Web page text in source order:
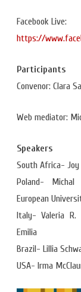
Facebook Live:
https://
Participants
Convenor: Clara
Web mediator:
Speakers
South Africa-
Poland- Michal
European
Italy- Valeria R.
Emilia
Brazil- Lillia
USA- Irma